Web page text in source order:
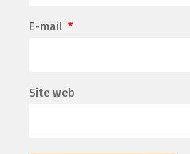
E-mail *
Site web